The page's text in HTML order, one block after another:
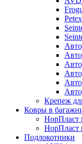
Petex
Крепеж
Ковры в
НорПласт
НорПласт
Подлокотники